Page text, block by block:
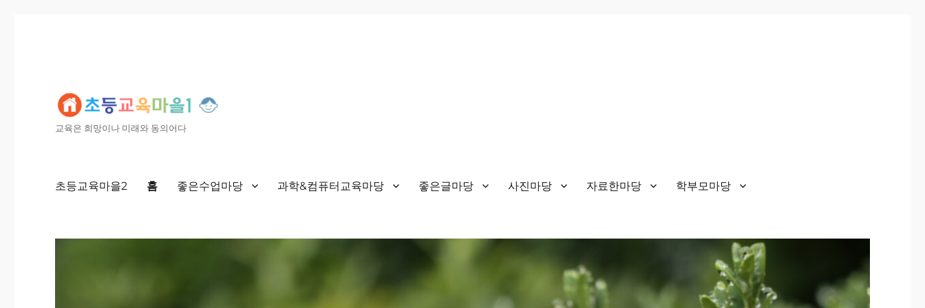
교육은 희망이나 미래와 동의어다
초등교육마을2 홈 좋은수업마당 과학&컴퓨터교육마당 좋은글마당 사진마당 자료한마당 학부모마당